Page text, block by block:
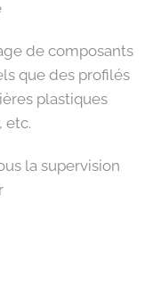
de composants
que des profilés
plastiques
etc.
la supervision